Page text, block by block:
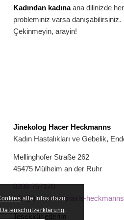
Kadından kadınaana dilinizde
probleminiz varsa danışabilirsiniz.
Çekinmeyin, arayin!
Jinekolog Hacer Heckmanns
Kadın Hastalıkları ve Gebelik,
Mellinghofer Straße 262
45475 Mülheim an der Ruhr
0208-757170
info@frauenarztpraxis-
Teşekkür ederim
alle Infos dazu
Datenschutzerklärung